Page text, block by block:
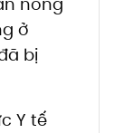
ở
bị
Y tế